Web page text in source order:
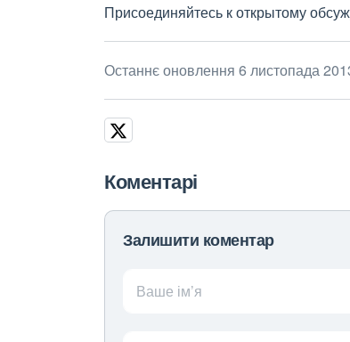
Присоединяйтесь к открытому
Останнє оновлення 6 листопада
Коментарі
Залишити коментар
Ваше ім’я